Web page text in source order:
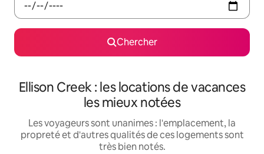
Chercher
Ellison Creek : les locations de vacances
les mieux notées
Les voyageurs sont unanimes : l'emplacement, la
propreté et d'autres qualités de ces logements sont
très bien notés.